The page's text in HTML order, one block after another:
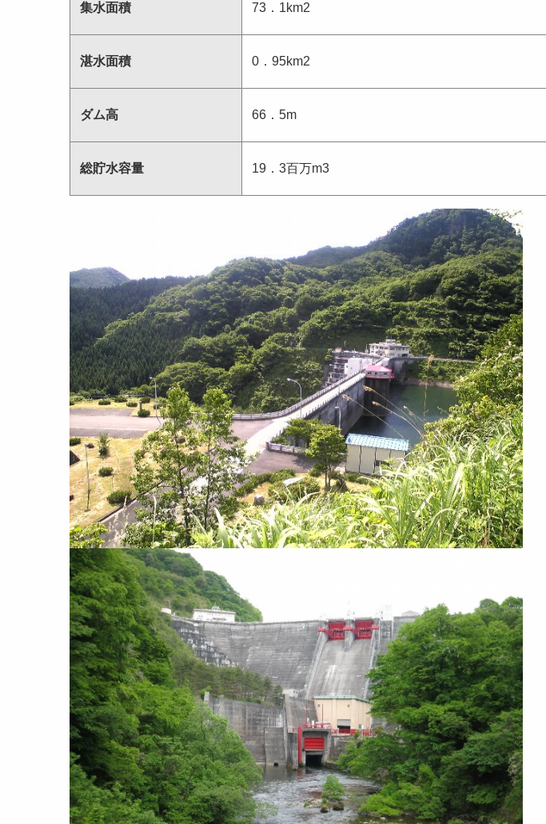
集水面積 73．1km2
湛水面積 0．95km2
ダム高 66．5m
総貯水容量 19．3百万m3